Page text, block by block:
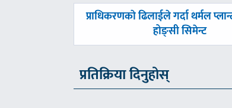
पछिल्लाे
प्राधिकरणकाे ढिलाईले गर्दा थर्मल
होङ्सी सिमेन्ट
प्रतिक्रिया दिनुहोस्